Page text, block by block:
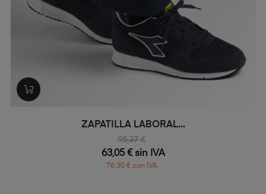
ZAPATILLA LABORAL...
95,37 €
63,05 € sin IVA
76,30 € con IVA